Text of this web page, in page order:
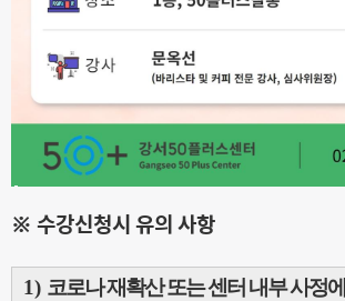
※ 수강신청시 유의 사항
1) 코로나 재확산또는 센터 내부 사정